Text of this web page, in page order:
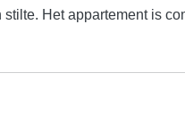
Het appartement is